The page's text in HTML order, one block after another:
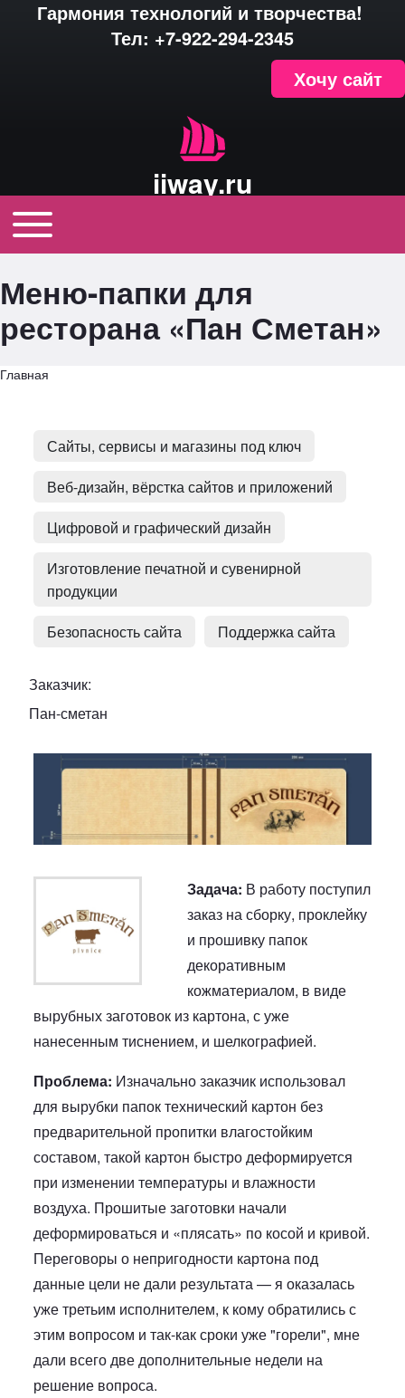
Skip to header
Гармония технологий и творчества!
Тел: +7-922-294-2345
Хочу сайт
iiway.ru
Main navigation
Toggle main menu
Меню-папки для
ресторана «Пан Сметан»
Главная
Портфолио
Сайты, сервисы и магазины под ключ
Веб-дизайн, вёрстка сайтов и приложений
Цифровой и графический дизайн
Изготовление печатной и сувенирной
продукции
Безопасность сайта
Поддержка сайта
Заказчик
Пан-сметан
Изображение в кейс
Описание работ
Задача: В работу поступил
заказ на сборку, проклейку
и прошивку папок
декоративным
кожматериалом, в виде
вырубных заготовок из картона, с уже
нанесенным тиснением, и шелкографией.
Проблема: Изначально заказчик использовал
для вырубки папок технический картон без
предварительной пропитки влагостойким
составом, такой картон быстро деформируется
при изменении температуры и влажности
воздуха. Прошитые заготовки начали
деформироваться и «плясать» по косой и кривой.
Переговоры о непригодности картона под
данные цели не дали результата — я оказалась
уже третьим исполнителем, к кому обратились с
этим вопросом и так-как сроки уже "горели", мне
дали всего две дополнительные недели на
решение вопроса.